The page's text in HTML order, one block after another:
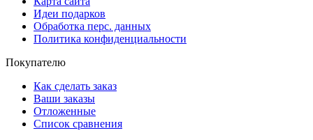
Идеи подарков
Обработка перс. данных
Политика конфиденциальности
Покупателю
Как сделать заказ
Ваши заказы
Отложенные
Список сравнения